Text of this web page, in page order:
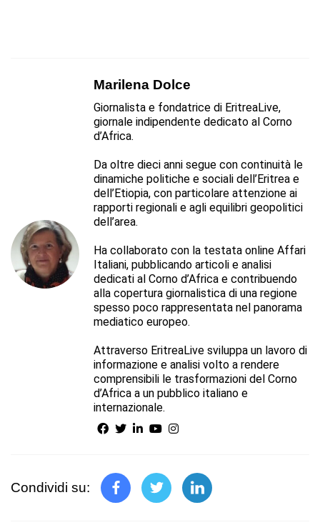
Marilena Dolce
Giornalista e fondatrice di EritreaLive,
giornale indipendente dedicato al Corno
d’Africa.
Da oltre dieci anni segue con continuità le
dinamiche politiche e sociali dell’Eritrea e
dell’Etiopia, con particolare attenzione ai
rapporti regionali e agli equilibri geopolitici
dell’area.
Ha collaborato con la testata online Affari
Italiani, pubblicando articoli e analisi
dedicati al Corno d’Africa e contribuendo
alla copertura giornalistica di una regione
spesso poco rappresentata nel panorama
mediatico europeo.
Attraverso EritreaLive sviluppa un lavoro di
informazione e analisi volto a rendere
comprensibili le trasformazioni del Corno
d’Africa a un pubblico italiano e
internazionale.
Condividi su: